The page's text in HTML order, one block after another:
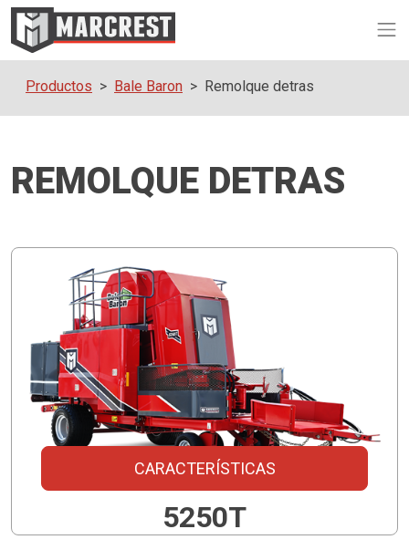
Productos Bale Baron Remolque detras
REMOLQUE DETRAS
5250T
CARACTERÍSTICAS